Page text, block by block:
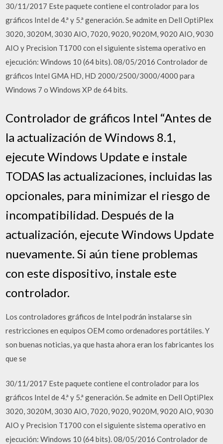
30/11/2017 Este paquete contiene el controlador para los
gráficos Intel de 4.ª y 5.ª generación. Se admite en Dell OptiPlex
3020, 3020M, 3030 AIO, 7020, 9020, 9020M, 9020 AIO, 9030
AIO y Precision T1700 con el siguiente sistema operativo en
ejecución: Windows 10 (64 bits). 08/05/2016 Controlador de
gráficos Intel GMA HD, HD 2000/2500/3000/4000 para
Windows 7 o Windows XP de 64 bits.
Controlador de gráficos Intel “Antes de
la actualización de Windows 8.1,
ejecute Windows Update e instale
TODAS las actualizaciones, incluidas las
opcionales, para minimizar el riesgo de
incompatibilidad. Después de la
actualización, ejecute Windows Update
nuevamente. Si aún tiene problemas
con este dispositivo, instale este
controlador.
Los controladores gráficos de Intel podrán instalarse sin
restricciones en equipos OEM como ordenadores portátiles. Y
son buenas noticias, ya que hasta ahora eran los fabricantes los
que se
30/11/2017 Este paquete contiene el controlador para los
gráficos Intel de 4.ª y 5.ª generación. Se admite en Dell OptiPlex
3020, 3020M, 3030 AIO, 7020, 9020, 9020M, 9020 AIO, 9030
AIO y Precision T1700 con el siguiente sistema operativo en
ejecución: Windows 10 (64 bits). 08/05/2016 Controlador de